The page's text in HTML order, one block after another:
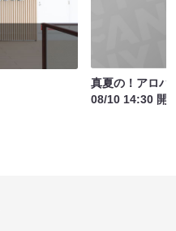
真夏の！アロハ
08/10 14:30 開